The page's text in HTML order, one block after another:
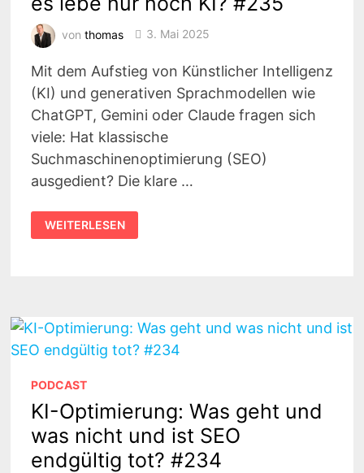
von thomas 3. Mai 2025
Mit dem Aufstieg von Künstlicher Intelligenz
(KI) und generativen Sprachmodellen wie
ChatGPT, Gemini oder Claude fragen sich
viele: Hat klassische
Suchmaschinenoptimierung (SEO)
ausgedient? Die klare …
IST
SEO
JETZT
NOCH
KI?
#235
WEITERLESEN
PODCAST
KI-Optimierung: Was geht und
was nicht und ist SEO
endgültig tot? #234